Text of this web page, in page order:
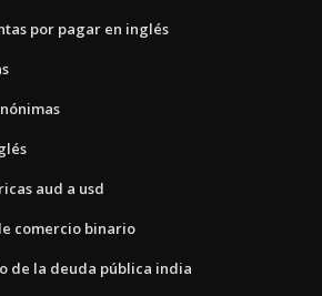
por pagar en inglés
aud a usd
comercio binario
de la deuda pública india